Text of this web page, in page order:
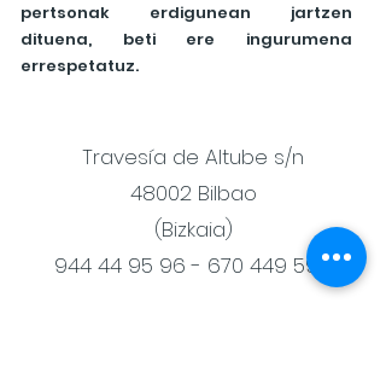
pertsonak erdigunean jartzen
dituena, beti ere ingurumena
errespetatuz.
Travesía de Altube s/n
48002 Bilbao
(Bizkaia)
944 44 95 96 - 670 449 596